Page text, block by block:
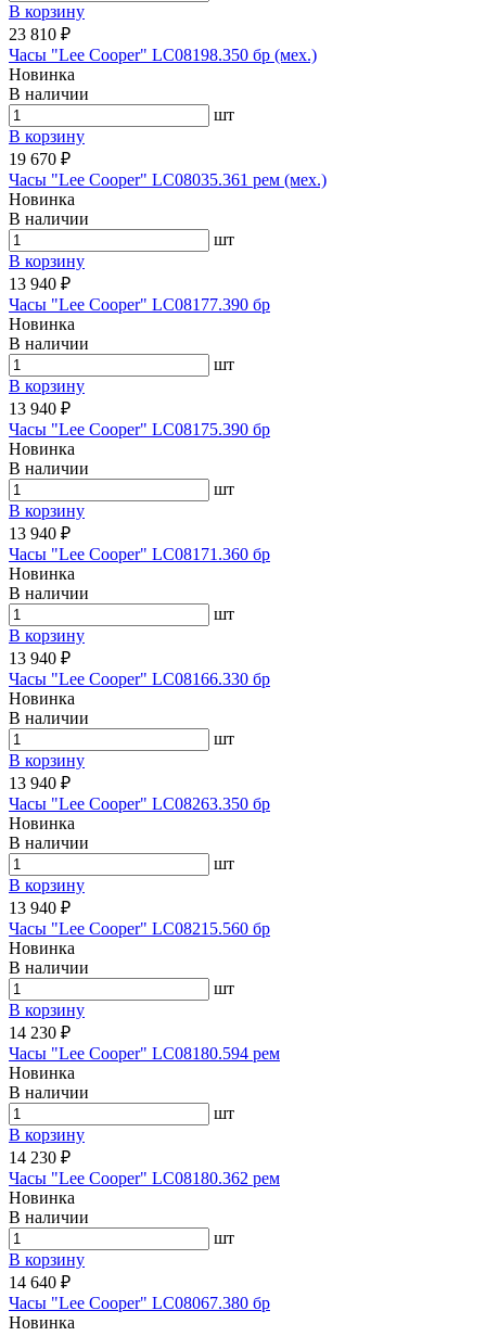
В корзину
23 810 ₽
Часы "Lee Cooper" LC08198.350 бр (мех.)
Новинка
В наличии
шт
В корзину
19 670 ₽
Часы "Lee Cooper" LC08035.361 рем (мех.)
Новинка
В наличии
шт
В корзину
13 940 ₽
Часы "Lee Cooper" LC08177.390 бр
Новинка
В наличии
шт
В корзину
13 940 ₽
Часы "Lee Cooper" LC08175.390 бр
Новинка
В наличии
шт
В корзину
13 940 ₽
Часы "Lee Cooper" LC08171.360 бр
Новинка
В наличии
шт
В корзину
13 940 ₽
Часы "Lee Cooper" LC08166.330 бр
Новинка
В наличии
шт
В корзину
13 940 ₽
Часы "Lee Cooper" LC08263.350 бр
Новинка
В наличии
шт
В корзину
13 940 ₽
Часы "Lee Cooper" LC08215.560 бр
Новинка
В наличии
шт
В корзину
14 230 ₽
Часы "Lee Cooper" LC08180.594 рем
Новинка
В наличии
шт
В корзину
14 230 ₽
Часы "Lee Cooper" LC08180.362 рем
Новинка
В наличии
шт
В корзину
14 640 ₽
Часы "Lee Cooper" LC08067.380 бр
Новинка